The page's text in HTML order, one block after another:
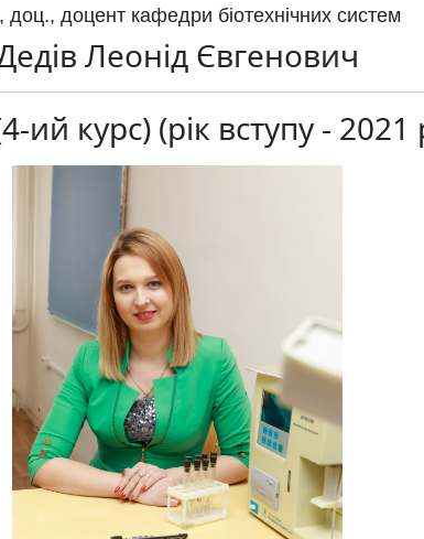
доц., доцент кафедри біотехнічних систем
Леонід Євгенович
ий курс) (рік вступу - 2021